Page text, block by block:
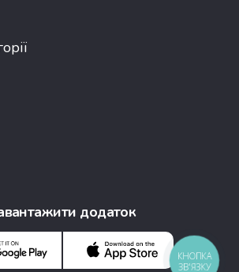
додаток
КНОПКА
ЗВ'ЯЗКУ